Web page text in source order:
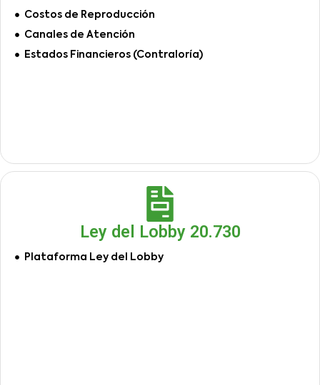
Costos de Reproducción
Canales de Atención
Estados Financieros (Contraloría)
Ley del Lobby 20.730
Plataforma Ley del Lobby